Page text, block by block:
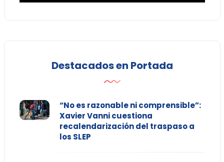
Destacados en Portada
“No es razonable ni comprensible”:
Xavier Vanni cuestiona
recalendarización del traspaso a
los SLEP